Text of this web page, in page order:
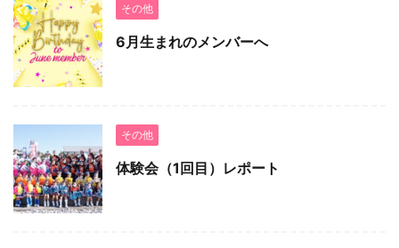
その他
6月生まれのメンバーへ
その他
体験会（1回目）レポート